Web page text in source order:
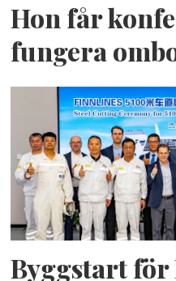
Hon får
fungera
Byggstart